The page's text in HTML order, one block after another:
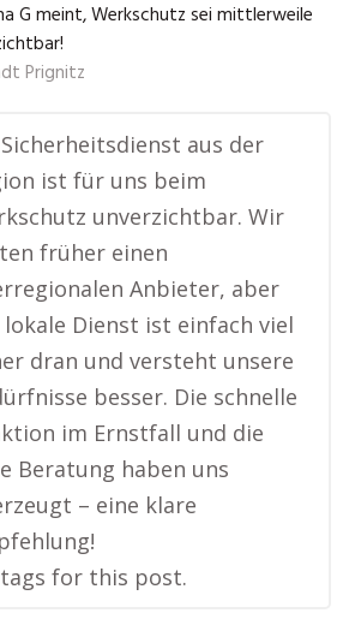
G meint, Werkschutz sei mittlerweile
Prignitz
Sicherheitsdienst aus der
ist für uns beim
unverzichtbar. Wir
früher einen
Anbieter, aber
Dienst ist einfach viel
dran und versteht unsere
besser. Die schnelle
im Ernstfall und die
Beratung haben uns
– eine klare
for this post.